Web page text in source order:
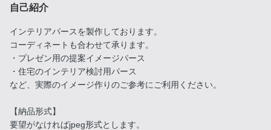
自己紹介
インテリアパースを製作しております。
コーディネートも合わせて承ります。
・プレゼン用の提案イメージパース
・住宅のインテリア検討用パース
など、実際のイメージ作りのご参考にご利用ください。
【納品形式】
要望がなければjpeg形式とします。